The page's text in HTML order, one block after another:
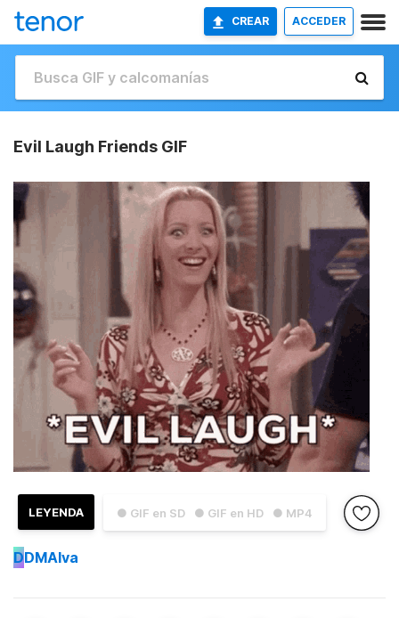
CREAR ACCEDER
Evil Laugh Friends GIF
● GIF en SD ● GIF en HD ● MP4
LEYENDA
DDMAlva